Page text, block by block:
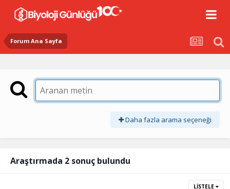
Forum Ana Sayfa
Daha fazla arama seçeneği
Araştırmada 2 sonuç bulundu
LISTELE